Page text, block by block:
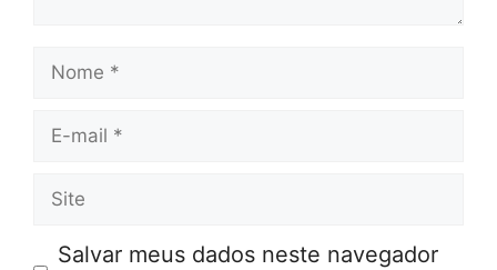
Nome
E-
Site
Salvar meus dados neste navegador